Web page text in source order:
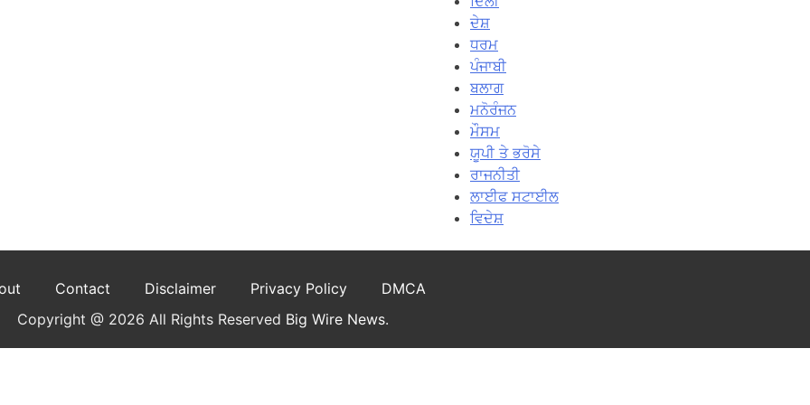
ਦੇਸ਼
ਧਰਮ
ਪੰਜਾਬੀ
ਬਲਾਗ
ਮਨੋਰੰਜਨ
ਮੌਸਮ
ਯੂਪੀ ਤੇ ਭਰੋਸੇ
ਰਾਜਨੀਤੀ
ਲਾਈਫ ਸਟਾਈਲ
ਵਿਦੇਸ਼
Contact Disclaimer Privacy Policy
DMCA
Copyright @ 2026 All Rights Reserved Big Wire News.